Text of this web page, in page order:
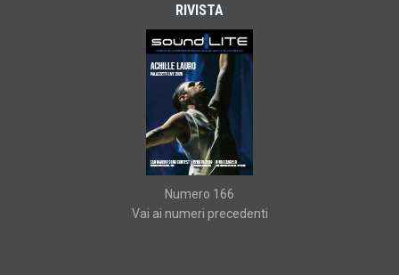
RIVISTA
Numero 166
Vai ai numeri precedenti